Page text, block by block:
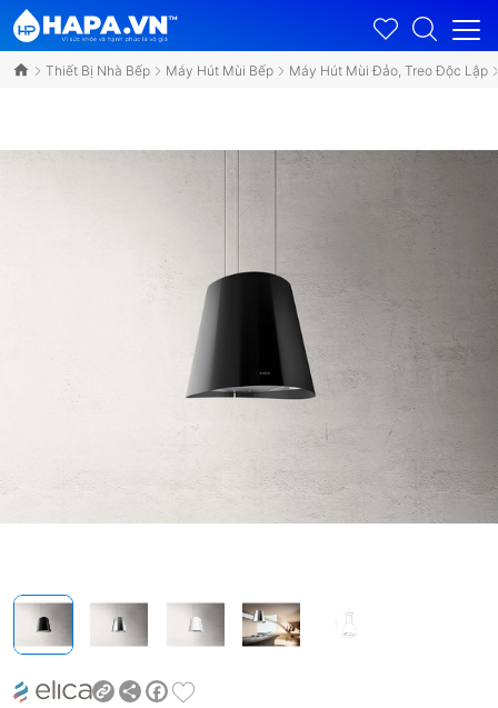
Thiết Bị Nhà Bếp Máy Hút Mùi Bếp Máy Hút Mùi Đảo, Treo Độc Lập
ShareFacebook